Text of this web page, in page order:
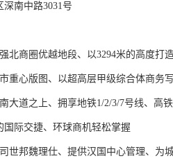
南中路3031号
北商圈优越地段、以3294米的高度
重心版图、以超高层甲级综合体商务
大道之上、拥享地铁1/2/3/7号线、高
国际交捷、环球商机轻松掌握
世邦魏理仕、提供汉国中心管理、为